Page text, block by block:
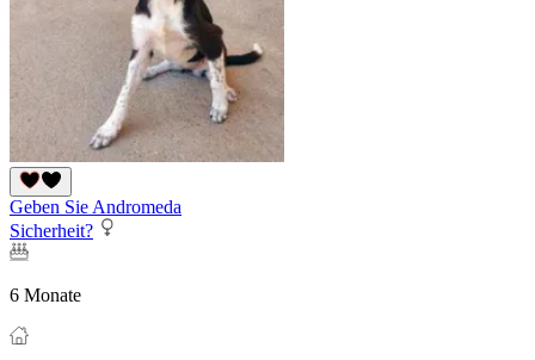
Geben Sie Andromeda
Sicherheit?
6 Monate